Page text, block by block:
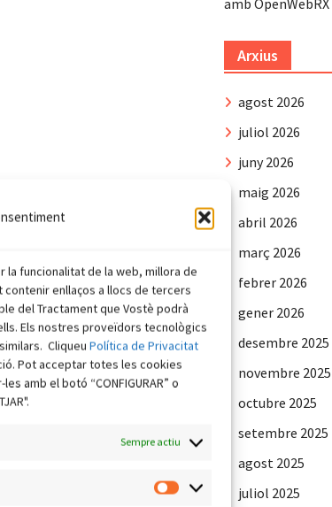
funcionalitat de la web, millora de
contenir enllaços a llocs de tercers
del Tractament que Vostè podrà
Els nostres proveïdors tecnològics
Cliqueu Política de Privacitat
Pot acceptar totes les cookies
amb el botó “CONFIGURAR” o
Sempre actiu
Màrqueting
Arxius
agost 2026
juliol 2026
juny 2026
maig 2026
abril 2026
març 2026
febrer 2026
gener 2026
desembre 2025
novembre 2025
octubre 2025
setembre 2025
agost 2025
juliol 2025